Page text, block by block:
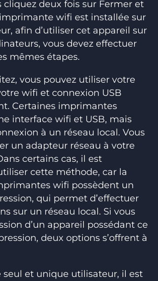
cliquez deux fois sur Fermer et
wifi est installée sur
afin d’utiliser cet appareil sur
vous devez effectuer
mêmes étapes.
vous pouvez utiliser votre
wifi et connexion USB
Certaines imprimantes
interface wifi et USB, mais
à un réseau local. Vous
un adapteur réseau à votre
certains cas, il est
cette méthode, car la
wifi possèdent un
qui permet d’effectuer
sur un réseau local. Si vous
d’un appareil possédant ce
deux options s’offrent à
seul et unique utilisateur, il est